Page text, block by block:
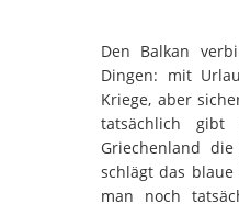
Den Balkan
Dingen: mit
Kriege, aber
tatsächlich gibt
Griechenland
schlägt das
man noch